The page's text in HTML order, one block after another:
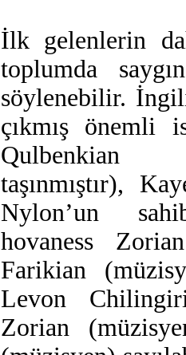
İlk gelenlerin
toplumda
söylenebilir.
çıkmış önemli
Qulbenkian
taşınmıştır),
Nylon’un
hovaness
Farikian
Levon
Zorian